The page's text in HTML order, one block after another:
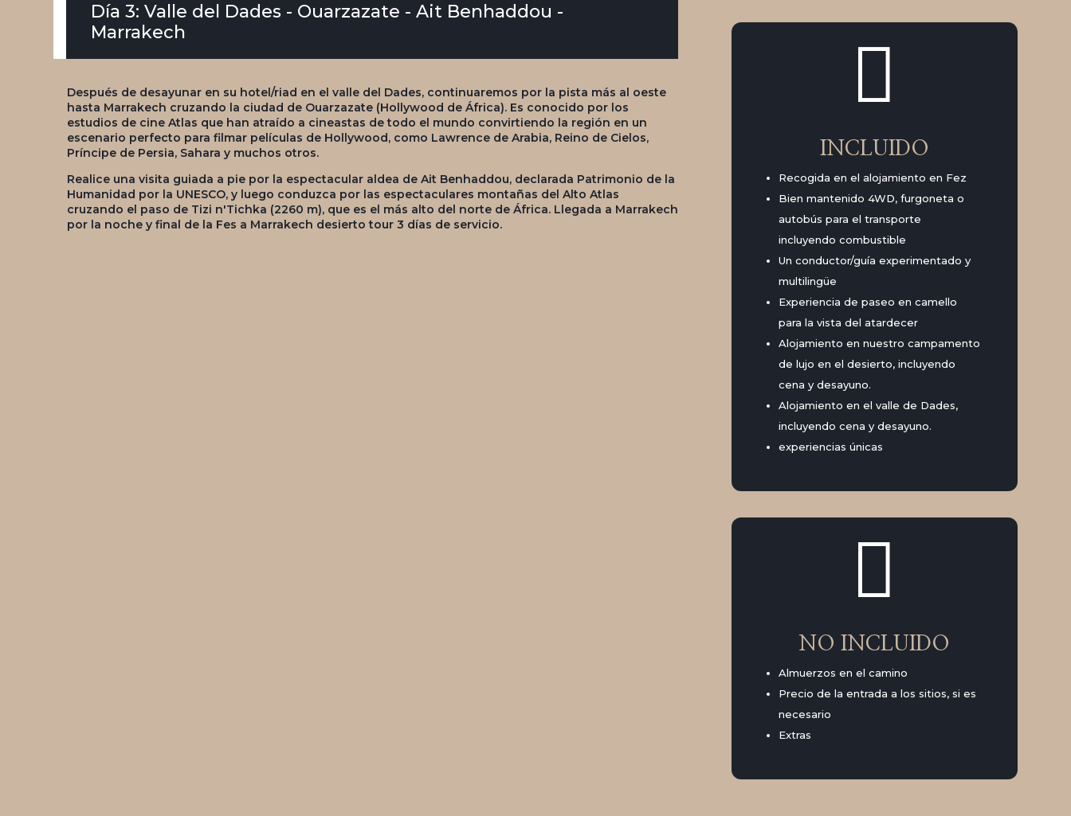
Día 3: Valle del Dades - Ouarzazate - Ait Benhaddou -
Marrakech
Después de desayunar en su hotel/riad en el valle del Dades, continuaremos por la pista más al oeste
hasta Marrakech cruzando la ciudad de Ouarzazate (Hollywood de África). Es conocido por los
estudios de cine Atlas que han atraído a cineastas de todo el mundo convirtiendo la región en un
escenario perfecto para filmar películas de Hollywood, como Lawrence de Arabia, Reino de Cielos,
Príncipe de Persia, Sahara y muchos otros.
Realice una visita guiada a pie por la espectacular aldea de Ait Benhaddou, declarada Patrimonio de la
Humanidad por la UNESCO, y luego conduzca por las espectaculares montañas del Alto Atlas
cruzando el paso de Tizi n'Tichka (2260 m), que es el más alto del norte de África. Llegada a Marrakech
por la noche y final de la Fes a Marrakech desierto tour 3 días de servicio.

INCLUIDO
Recogida en el alojamiento en Fez
Bien mantenido 4WD, furgoneta o
autobús para el transporte
incluyendo combustible
Un conductor/guía experimentado y
multilingüe
Experiencia de paseo en camello
para la vista del atardecer
Alojamiento en nuestro campamento
de lujo en el desierto, incluyendo
cena y desayuno.
Alojamiento en el valle de Dades,
incluyendo cena y desayuno.
experiencias únicas

NO INCLUIDO
Almuerzos en el camino
Precio de la entrada a los sitios, si es
necesario
Extras